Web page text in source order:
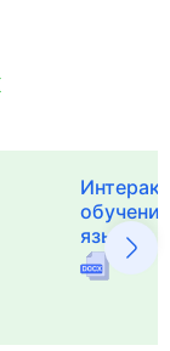
языка и